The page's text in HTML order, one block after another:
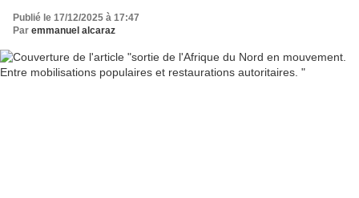
Publié le 17/12/2025 à 17:47
Par emmanuel alcaraz